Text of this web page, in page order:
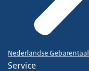
Nederlandse Gebarentaal
Service